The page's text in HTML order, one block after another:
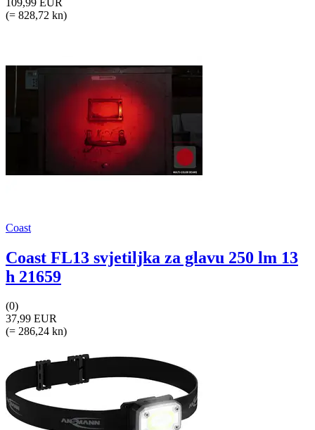
(= 828,72 kn)
Coast
Coast FL13 svjetiljka za glavu 250 lm 13
h 21659
(0)
37,99 EUR
(= 286,24 kn)